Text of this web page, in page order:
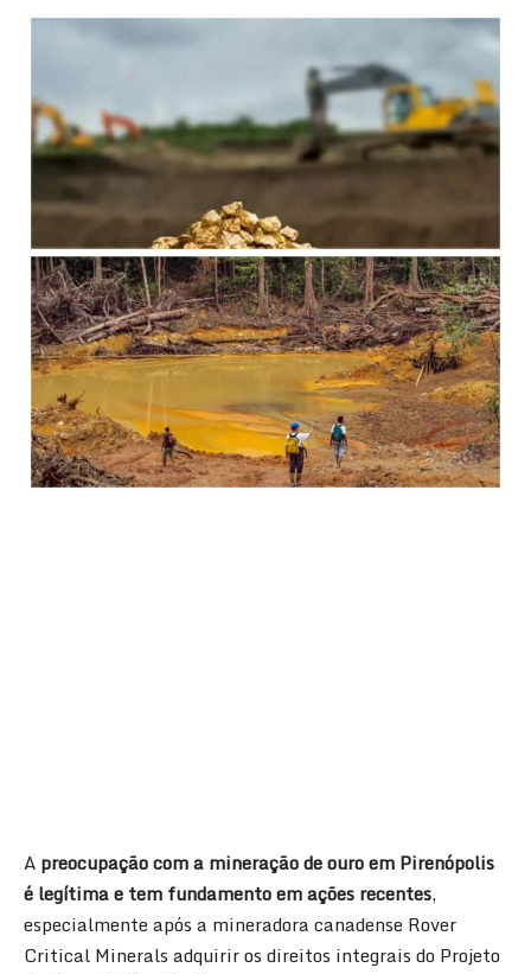
A preocupação com a mineração de ouro em Pirenópolis
é legítima e tem fundamento em ações recentes,
especialmente após a mineradora canadense Rover
Critical Minerals adquirir os direitos integrais do Projeto